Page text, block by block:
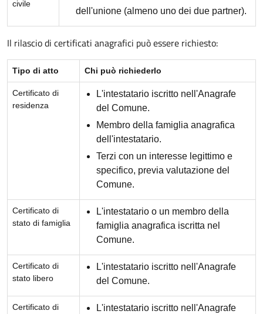
civile
dell'unione (almeno uno dei due partner).
Il rilascio di certificati anagrafici può essere richiesto:
Tipo di atto Chi può richiederlo
Certificato di
residenza
L'intestatario iscritto nell'Anagrafe
del Comune.
Membro della famiglia anagrafica
dell'intestatario.
Terzi con un interesse legittimo e
specifico, previa valutazione del
Comune.
Certificato di
stato di famiglia
L'intestatario o un membro della
famiglia anagrafica iscritta nel
Comune.
Certificato di
stato libero
L'intestatario iscritto nell'Anagrafe
del Comune.
Certificato di
L'intestatario iscritto nell'Anagrafe